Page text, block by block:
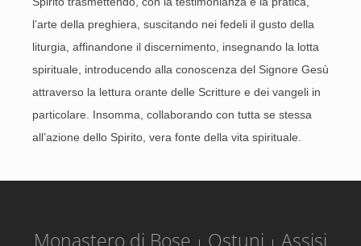
l’arte della preghiera, suscitando nei fedeli il gusto della
liturgia, affinandone il discernimento, insegnando la lotta
spirituale, introducendo alla conoscenza del Signore Gesù
attraverso la lettura orante delle Scritture e dei vangeli in
particolare. Insomma, collaborando con tutta se stessa
all’azione dello Spirito, vera fonte della vita spirituale.
Monastero di Bose Ostuni Assisi